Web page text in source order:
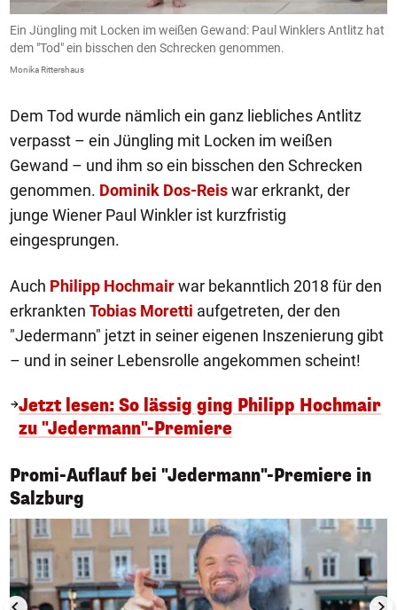
Ein Jüngling mit Locken im weißen Gewand: Paul Winklers Antlitz hat
dem "Tod" ein bisschen den Schrecken genommen.
Monika Rittershaus
Dem Tod wurde nämlich ein ganz liebliches Antlitz
verpasst – ein Jüngling mit Locken im weißen
Gewand – und ihm so ein bisschen den Schrecken
genommen. Dominik Dos-Reiswar erkrankt, der
junge Wiener Paul Winkler ist kurzfristig
eingesprungen.
Auch Philipp Hochmairwar bekanntlich 2018 für den
erkrankten Tobias Moretti aufgetreten, der den
"Jedermann" jetzt in seiner eigenen Inszenierung gibt
– und in seiner Lebensrolle angekommen scheint!
Jetzt lesen: So lässig ging Philipp Hochmair
zu "Jedermann"-Premiere
Promi-Auflauf bei "Jedermann"-Premiere in
Salzburg
1/9